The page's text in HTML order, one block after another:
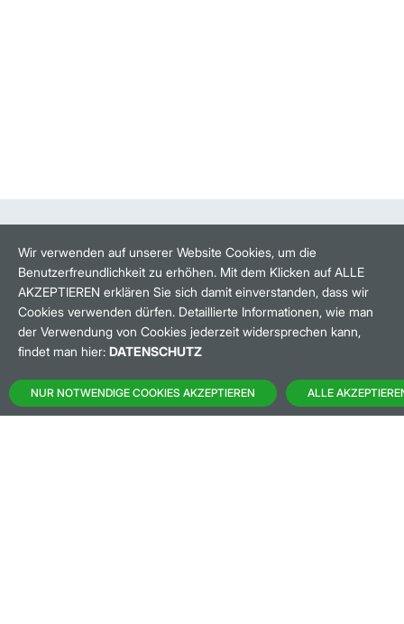
BANKEINSTELLUNGEN
HÄUFIG GESUCHT:
M:ACCESS
Wir verwenden auf unserer Website Cookies, um die
Benutzerfreundlichkeit zu erhöhen. Mit dem Klicken auf ALLE
AKZEPTIEREN erklären Sie sich damit einverstanden, dass wir
Cookies verwenden dürfen. Detaillierte Informationen, wie man
der Verwendung von Cookies jederzeit widersprechen kann,
findet man hier: DATENSCHUTZ
NUR NOTWENDIGE COOKIES AKZEPTIEREN ALLE